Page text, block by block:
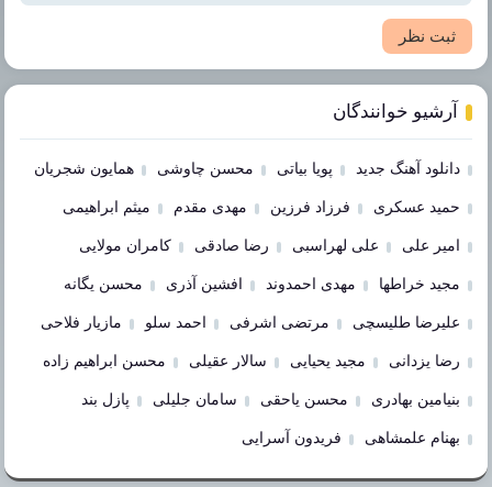
ثبت نظر
آرشیو خوانندگان
دانلود آهنگ جدید پویا بیاتی محسن چاوشی همایون شجریان
حمید عسکری فرزاد فرزین مهدی مقدم میثم ابراهیمی
امیر علی علی لهراسبی رضا صادقی کامران مولایی
مجید خراطها مهدی احمدوند افشین آذری محسن یگانه
علیرضا طلیسچی مرتضی اشرفی احمد سلو مازیار فلاحی
رضا یزدانی مجید یحیایی سالار عقیلی محسن ابراهیم زاده
بنیامین بهادری محسن یاحقی سامان جلیلی پازل بند
بهنام علمشاهی فریدون آسرایی